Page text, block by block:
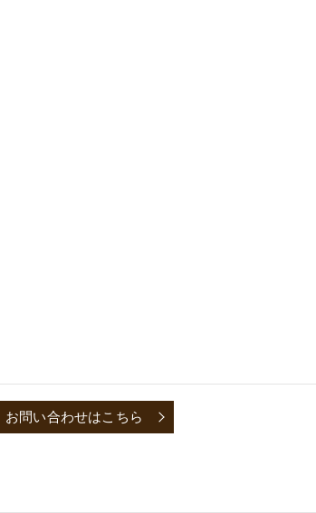
お問い合わせはこちら